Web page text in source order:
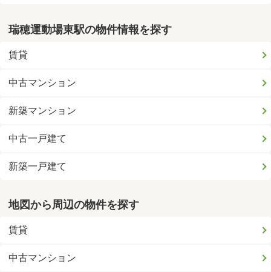
瑞穂運動場東駅の物件情報を探す
賃貸
中古マンション
新築マンション
中古一戸建て
新築一戸建て
地図から周辺の物件を探す
賃貸
中古マンション